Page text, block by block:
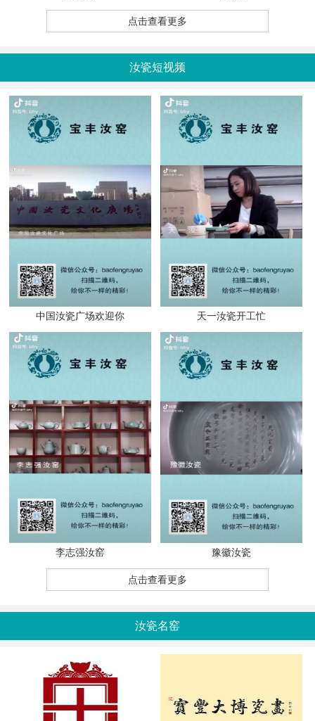
点击查看更多
汝瓷短视频
中国汝瓷广场欢迎你 天一汝瓷开工忙
李志强汝窑 豫徽汝瓷
点击查看更多
汝瓷名窑